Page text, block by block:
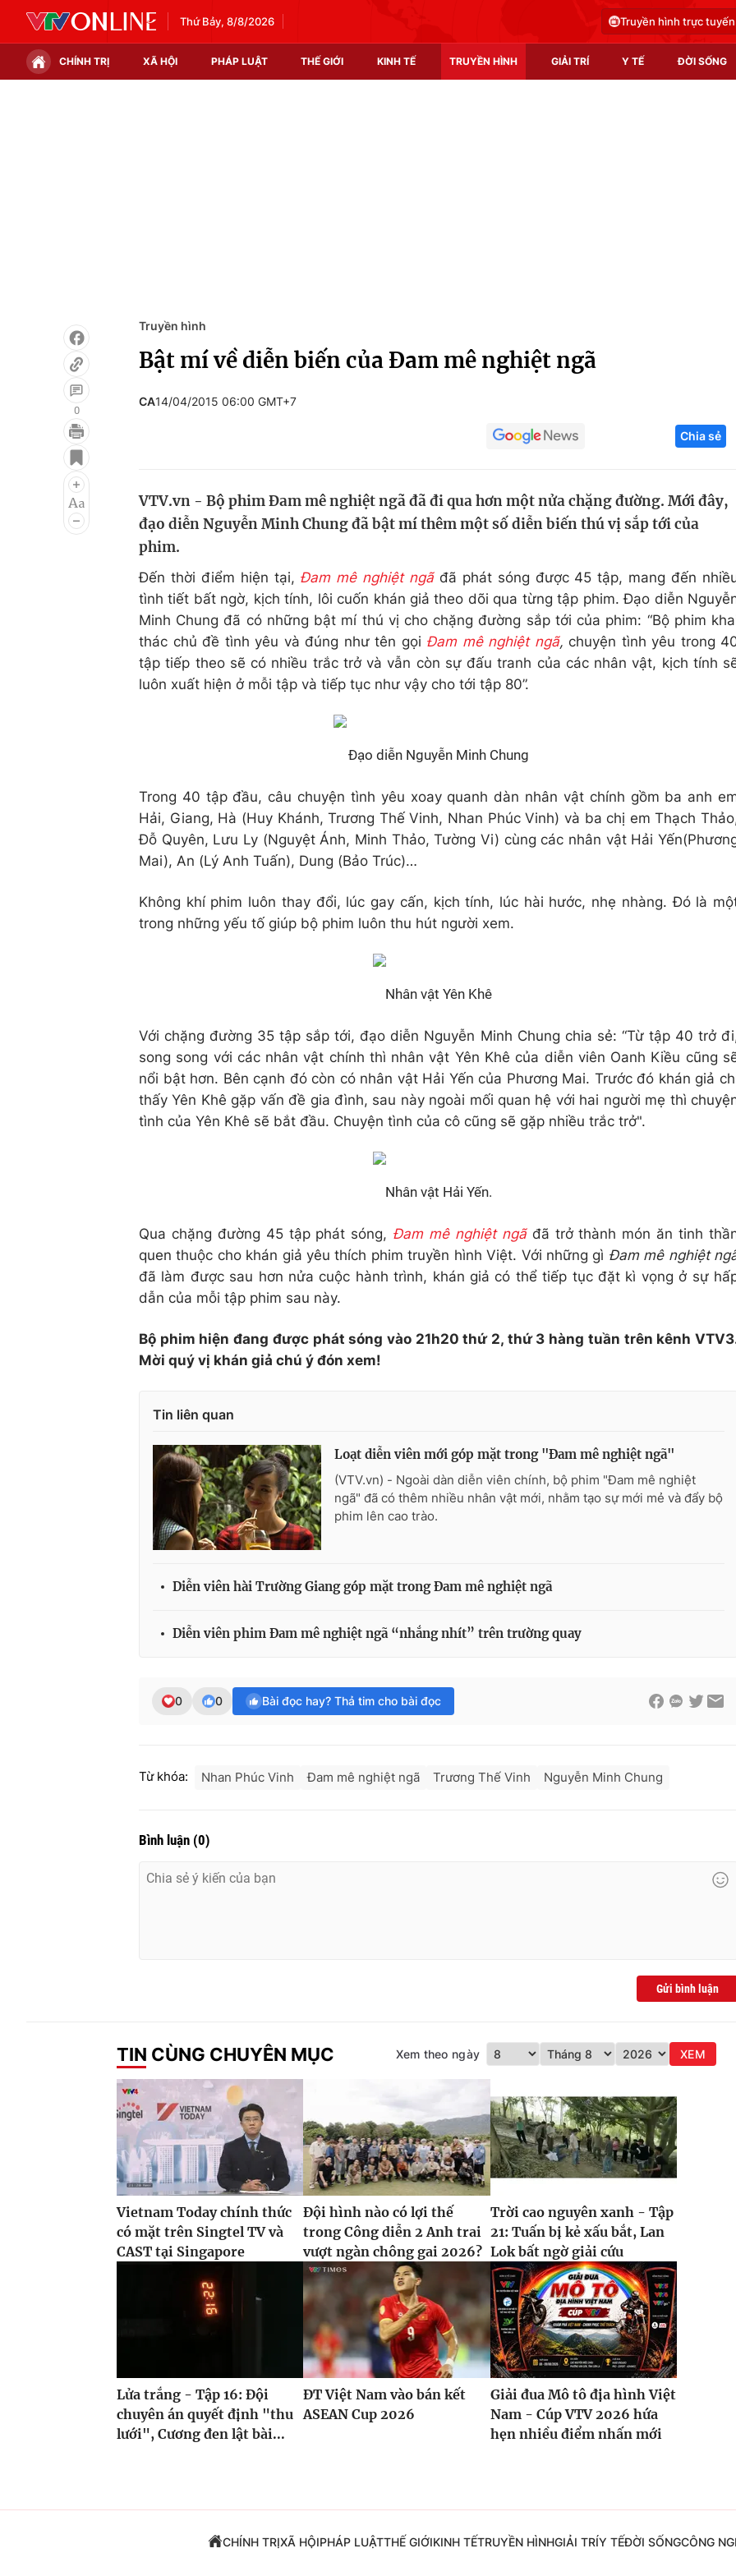
Thứ Bảy, 8/8/2026 Truyền hình trực tuyến
CHÍNH TRỊ XÃ HỘI PHÁP LUẬT THẾ GIỚI KINH TẾ TRUYỀN HÌNH GIẢI TRÍ Y TẾ ĐỜI SỐNG
Điện ảnh
Âm nhạc
Làm đẹp
Học trực tuyến
Công nghệ
Sản phẩm
Tư vấn
0
Truyền hình
Bật mí về diễn biến của Đam mê nghiệt ngã
CA14/04/2015 06:00 GMT+7
Chia sẻ
VTV.vn - Bộ phim Đam mê nghiệt ngã đã đi qua hơn một nửa chặng đường. Mới đây,
đạo diễn Nguyễn Minh Chung đã bật mí thêm một số diễn biến thú vị sắp tới của
phim.
Đến thời điểm hiện tại, Đam mê nghiệt ngã đã phát sóng được 45 tập, mang đến
tình tiết bất ngờ, kịch tính, lôi cuốn khán giả theo dõi qua từng tập phim. Đạo diễn
Minh Chung đã có những bật mí thú vị cho chặng đường sắp tới của phim: “Bộ phim
thác chủ đề tình yêu và đúng như tên gọi Đam mê nghiệt ngã, chuyện tình yêu trong
tập tiếp theo sẽ có nhiều trắc trở và vẫn còn sự đấu tranh của các nhân vật, kịch tính
luôn xuất hiện ở mỗi tập và tiếp tục như vậy cho tới tập 80”.
Đạo diễn Nguyễn Minh Chung
Trong 40 tập đầu, câu chuyện tình yêu xoay quanh dàn nhân vật chính gồm ba anh
Hải, Giang, Hà (Huy Khánh, Trương Thế Vinh, Nhan Phúc Vinh) và ba chị em Thạch
Đỗ Quyên, Lưu Ly (Nguyệt Ánh, Minh Thảo, Tường Vi) cùng các nhân vật Hải
Mai), An (Lý Anh Tuấn), Dung (Bảo Trúc)…
Không khí phim luôn thay đổi, lúc gay cấn, kịch tính, lúc hài hước, nhẹ nhàng. Đó là
trong những yếu tố giúp bộ phim luôn thu hút người xem.
Nhân vật Yên Khê
Với chặng đường 35 tập sắp tới, đạo diễn Nguyễn Minh Chung chia sẻ: “Từ tập 40 trở
song song với các nhân vật chính thì nhân vật Yên Khê của diễn viên Oanh Kiều cũng
nổi bật hơn. Bên cạnh đó còn có nhân vật Hải Yến của Phương Mai. Trước đó khán giả
thấy Yên Khê gặp vấn đề gia đình, sau này ngoài mối quan hệ với hai người mẹ thì
tình của Yên Khê sẽ bắt đầu. Chuyện tình của cô cũng sẽ gặp nhiều trắc trở".
Nhân vật Hải Yến.
Qua chặng đường 45 tập phát sóng, Đam mê nghiệt ngã đã trở thành món ăn tinh
quen thuộc cho khán giả yêu thích phim truyền hình Việt. Với những gì Đam mê nghiệt
đã làm được sau hơn nửa cuộc hành trình, khán giả có thể tiếp tục đặt kì vọng ở sự
dẫn của mỗi tập phim sau này.
Bộ phim hiện đang được phát sóng vào 21h20 thứ 2, thứ 3 hàng tuần trên kênh
Mời quý vị khán giả chú ý đón xem!
Tin liên quan
Loạt diễn viên mới góp mặt trong "Đam mê nghiệt ngã"
(VTV.vn) - Ngoài dàn diễn viên chính, bộ phim "Đam mê nghiệt
ngã" đã có thêm nhiều nhân vật mới, nhằm tạo sự mới mẻ và đẩy bộ
phim lên cao trào.
Diễn viên hài Trường Giang góp mặt trong Đam mê nghiệt ngã
Diễn viên phim Đam mê nghiệt ngã “nhắng nhít” trên trường quay
0 0 Bài đọc hay? Thả tim cho bài đọc
Từ khóa: Nhan Phúc Vinh Đam mê nghiệt ngã Trương Thế Vinh Nguyễn Minh Chung
Bình luận (0)
Gửi bình luận
TIN CÙNG CHUYÊN MỤC Xem theo ngày XEM
Vietnam Today chính thức
có mặt trên Singtel TV và
CAST tại Singapore
Đội hình nào có lợi thế
trong Công diễn 2 Anh trai
vượt ngàn chông gai 2026?
Trời cao nguyên xanh - Tập
21: Tuấn bị kẻ xấu bắt, Lan
Lok bất ngờ giải cứu
Lửa trắng - Tập 16: Đội
chuyên án quyết định "thu
lưới", Cương đen lật bài...
ĐT Việt Nam vào bán kết
ASEAN Cup 2026
Giải đua Mô tô địa hình Việt
Nam - Cúp VTV 2026 hứa
hẹn nhiều điểm nhấn mới
CHÍNH TRỊXÃ HỘIPHÁP LUẬTTHẾ GIỚIKINH TẾTRUYỀN HÌNHGIẢI TRÍY TẾĐỜI SỐNGCÔNG